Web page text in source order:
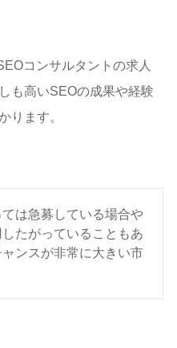
コンサルタントの求人
も高いSEOの成果や経験
ります。
は急募している場合や
たがっていることもあ
ンスが非常に大きい市